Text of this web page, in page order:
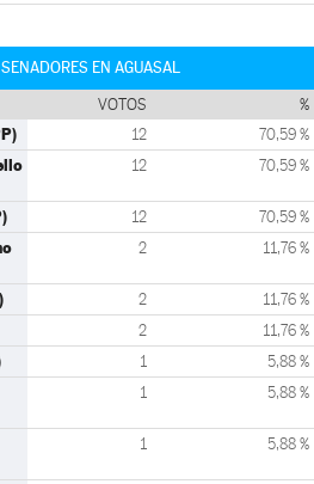
EN AGUASAL
VOTOS %
12 70,59 %
12 70,59 %
12 70,59 %
2 11,76 %
2 11,76 %
2 11,76 %
1 5,88 %
1 5,88 %
1 5,88 %